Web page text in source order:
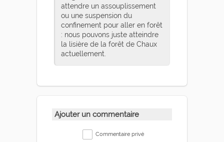
attendre un assouplissement
ou une suspension du
confinement pour aller en forêt
: nous pouvons juste atteindre
la lisière de la forêt de Chaux
actuellement.
Ajouter un commentaire
Commentaire privé